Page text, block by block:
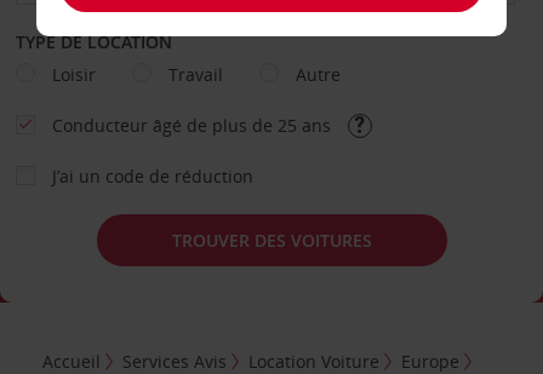
TYPE DE LOCATION
Loisir
Travail Autre
Conducteur âgé de plus de 25 ans
J’ai un code de réduction
TROUVER DES VOITURES
Accueil Services Avis Location Voiture
Europe